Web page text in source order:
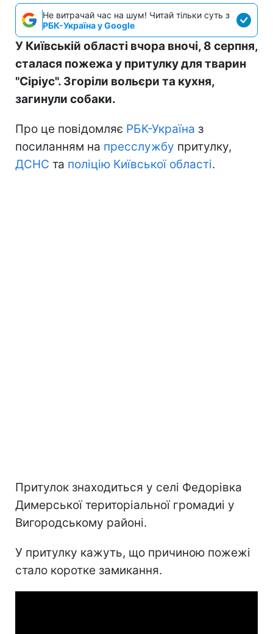
Не витрачай час на шум! Читай тільки суть з
РБК-Україна у Google
У Київській області вчора вночі, 8 серпня,
сталася пожежа у притулку для тварин
"Сіріус". Згоріли вольєри та кухня,
загинули собаки.
Про це повідомляє РБК-Україна з
посиланням на пресслужбу притулку,
ДСНС та поліцію Київської області.
Притулок знаходиться у селі Федорівка
Димерської територіальної громадиі у
Вигородському районі.
У притулку кажуть, що причиною пожежі
стало коротке замикання.